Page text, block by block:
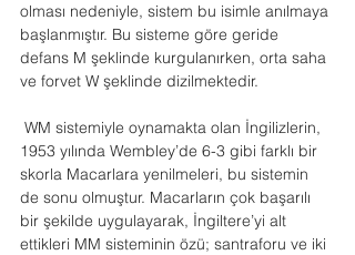
olması nedeniyle, sistem bu isimle anılmaya
başlanmıştır. Bu sisteme göre geride
defans M şeklinde kurgulanırken, orta saha
ve forvet W şeklinde dizilmektedir.
WM sistemiyle oynamakta olan İngilizlerin,
1953 yılında Wembley’de 6-3 gibi farklı bir
skorla Macarlara yenilmeleri, bu sistemin
de sonu olmuştur. Macarların çok başarılı
bir şekilde uygulayarak, İngiltere’yi alt
ettikleri MM sisteminin özü; santraforu ve iki